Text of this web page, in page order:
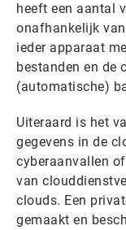
heeft een aantal
onafhankelijk
ieder apparaat
bestanden en de
(automatische)
Uiteraard is het
gegevens in de
cyberaanvallen
van
clouds. Een
gemaakt en